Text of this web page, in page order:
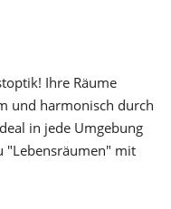
Ihre Räume
und harmonisch durch
in jede Umgebung
"Lebensräumen" mit